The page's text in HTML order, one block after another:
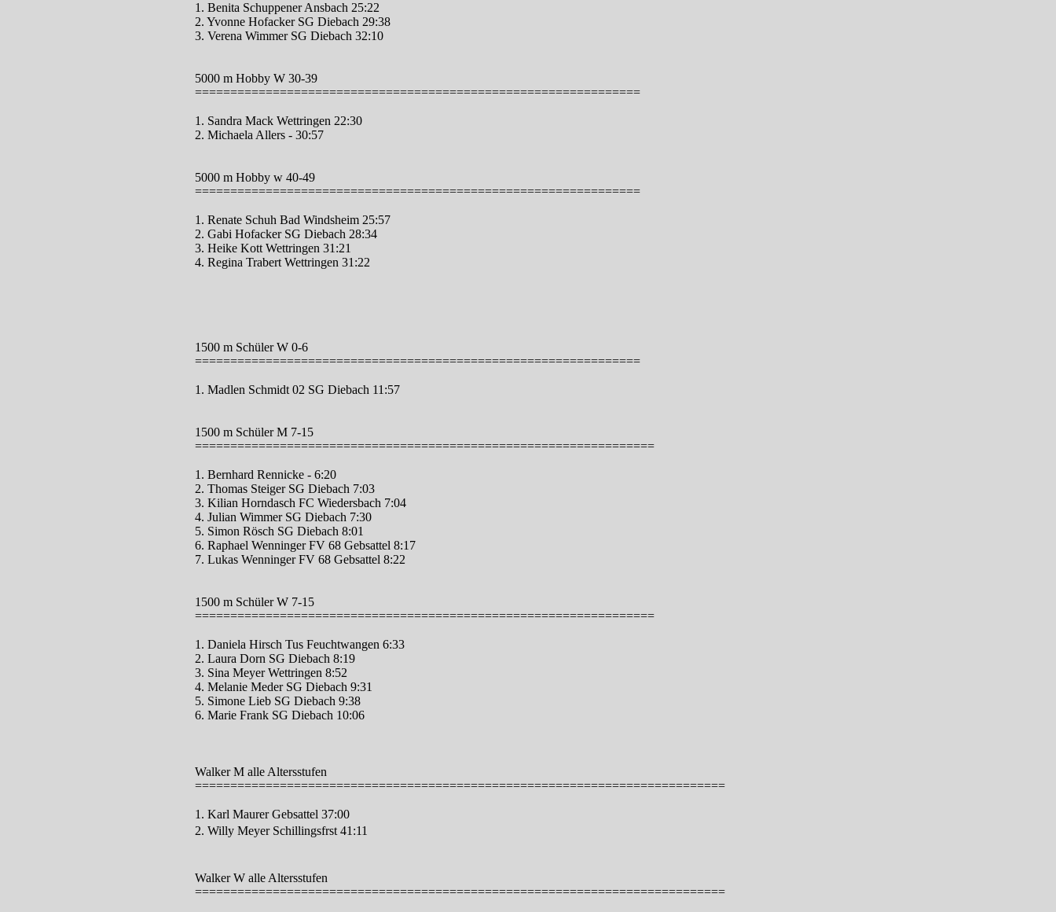
1. Benita Schuppener Ansbach 25:22
2. Yvonne Hofacker SG Diebach 29:38
3. Verena Wimmer SG Diebach 32:10
5000 m Hobby W 30-39
===============================================================
1. Sandra Mack Wettringen 22:30
2. Michaela Allers - 30:57
5000 m Hobby w 40-49
===============================================================
1. Renate Schuh Bad Windsheim 25:57
2. Gabi Hofacker SG Diebach 28:34
3. Heike Kott Wettringen 31:21
4. Regina Trabert Wettringen 31:22
1500 m Schüler W 0-6
===============================================================
1. Madlen Schmidt 02 SG Diebach 11:57
1500 m Schüler M 7-15
=================================================================
1. Bernhard Rennicke - 6:20
2. Thomas Steiger SG Diebach 7:03
3. Kilian Horndasch FC Wiedersbach 7:04
4. Julian Wimmer SG Diebach 7:30
5. Simon Rösch SG Diebach 8:01
6. Raphael Wenninger FV 68 Gebsattel 8:17
7. Lukas Wenninger FV 68 Gebsattel 8:22
1500 m Schüler W 7-15
=================================================================
1. Daniela Hirsch Tus Feuchtwangen 6:33
2. Laura Dorn SG Diebach 8:19
3. Sina Meyer Wettringen 8:52
4. Melanie Meder SG Diebach 9:31
5. Simone Lieb SG Diebach 9:38
6. Marie Frank SG Diebach 10:06
Walker M alle Altersstufen
===========================================================================
1. Karl Maurer Gebsattel 37:00
2. Willy Meyer Schillingsfrst 41:11
Walker W alle Altersstufen
===========================================================================